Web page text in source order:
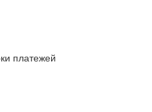
платежей